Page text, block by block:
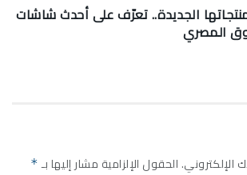
الجديدة.. تعرّف على أحدث شاشات
المصري
الإلكتروني.الحقول الإلزامية مشار إليها بـ *